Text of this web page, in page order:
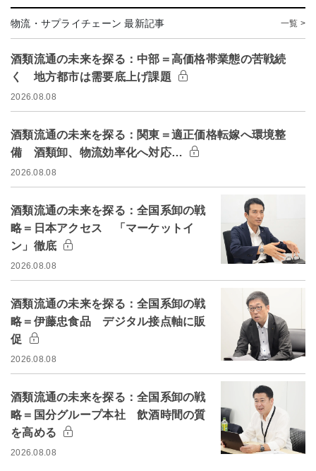
物流・サプライチェーン 最新記事 一覧 >
酒類流通の未来を探る：中部＝高価格帯業態の苦戦続
く 地方都市は需要底上げ課題
2026.08.08
酒類流通の未来を探る：関東＝適正価格転嫁へ環境整
備 酒類卸、物流効率化へ対応…
2026.08.08
酒類流通の未来を探る：全国系卸の戦
略＝日本アクセス 「マーケットイ
ン」徹底
2026.08.08
酒類流通の未来を探る：全国系卸の戦
略＝伊藤忠食品 デジタル接点軸に販
促
2026.08.08
酒類流通の未来を探る：全国系卸の戦
略＝国分グループ本社 飲酒時間の質
を高める
2026.08.08